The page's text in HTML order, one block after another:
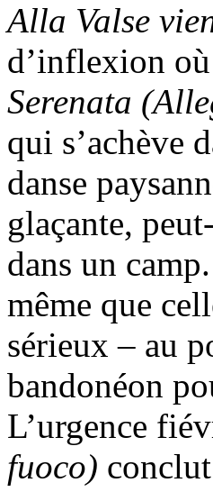
Alla Valse
d’inflexion
Serenata
qui s’achève
danse
glaçante,
dans un
même que
sérieux – au
bandonéon
L’urgence
fuoco)